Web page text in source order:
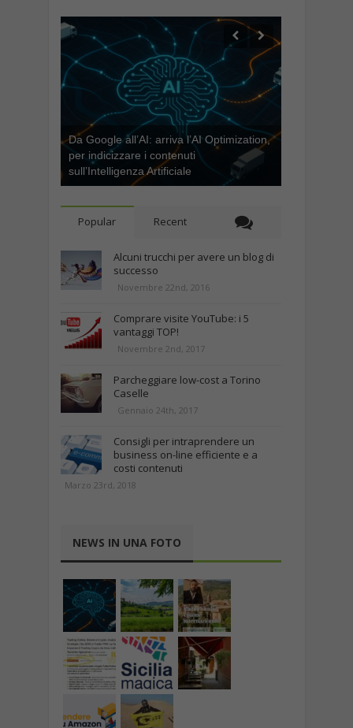
Da Google all’AI: arriva l’AI Optimization,
per indicizzare i contenuti
sull’Intelligenza Artificiale
Popular Recent
Alcuni trucchi per avere un blog di
successo
Novembre 22nd, 2016
Comprare visite YouTube: i 5
vantaggi TOP!
Novembre 2nd, 2017
Parcheggiare low-cost a Torino
Caselle
Gennaio 24th, 2017
Consigli per intraprendere un
business on-line efficiente e a
costi contenuti
Marzo 23rd, 2018
NEWS IN UNA FOTO